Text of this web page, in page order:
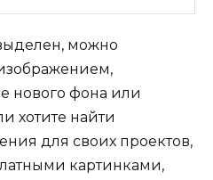
можно
нового фона или
хотите найти
для своих проектов,
картинками,